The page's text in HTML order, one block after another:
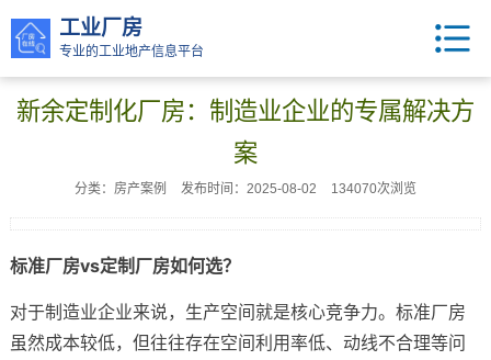
工业厂房
专业的工业地产信息平台
新余定制化厂房：制造业企业的专属解决方
案
分类：房产案例 发布时间：2025-08-02 134070次浏览
标准厂房vs定制厂房如何选？
对于制造业企业来说，生产空间就是核心竞争力。标准厂房
虽然成本较低，但往往存在空间利用率低、动线不合理等问